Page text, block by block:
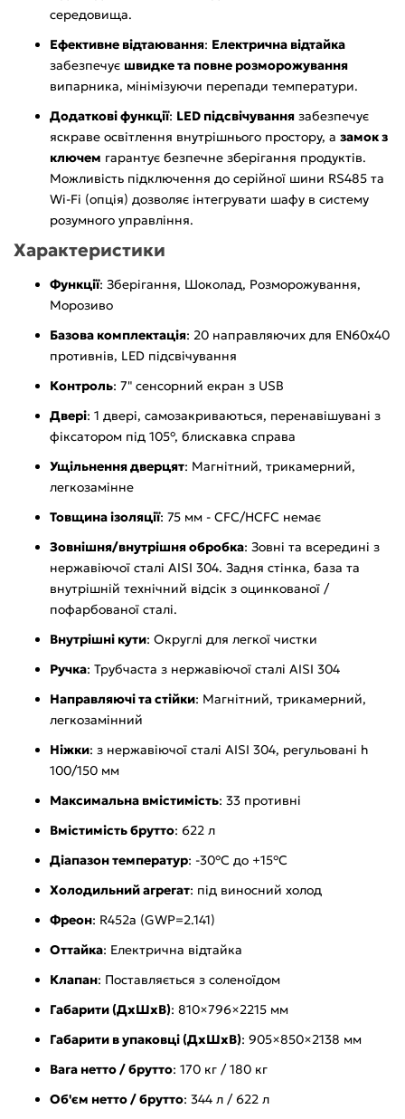
середовища.
Ефективне відтаювання: Електрична відтайка
забезпечує швидке та повне розморожування
випарника, мінімізуючи перепади температури.
Додаткові функції: LED підсвічування забезпечує
яскраве освітлення внутрішнього простору, а замок з
ключем гарантує безпечне зберігання продуктів.
Можливість підключення до серійної шини RS485 та
Wi-Fi (опція) дозволяє інтегрувати шафу в систему
розумного управління.
Характеристики
Функції: Зберігання, Шоколад, Розморожування,
Морозиво
Базова комплектація: 20 направляючих для EN60x40
противнів, LED підсвічування
Контроль: 7" сенсорний екран з USB
Двері: 1 двері, самозакриваються, перенавішувані з
фіксатором під 105°, блискавка справа
Ущільнення дверцят: Магнітний, трикамерний,
легкозамінне
Товщина ізоляції: 75 мм - CFC/HCFC немає
Зовнішня/внутрішня обробка: Зовні та всередині з
нержавіючої сталі AISI 304. Задня стінка, база та
внутрішній технічний відсік з оцинкованої /
пофарбованої сталі.
Внутрішні кути: Округлі для легкої чистки
Ручка: Трубчаста з нержавіючої сталі AISI 304
Направляючі та стійки: Магнітний, трикамерний,
легкозамінний
Ніжки: з нержавіючої сталі AISI 304, регульовані h
100/150 мм
Максимальна вмістимість: 33 противні
Вмістимість брутто: 622 л
Діапазон температур: -30°C до +15°C
Холодильний агрегат: під виносний холод
Фреон: R452a (GWP=2.141)
Оттайка: Електрична відтайка
Клапан: Поставляється з соленоїдом
Габарити (ДхШхВ): 810×796×2215 мм
Габарити в упаковці (ДхШхВ): 905×850×2138 мм
Вага нетто / брутто: 170 кг / 180 кг
Об'єм нетто / брутто: 344 л / 622 л